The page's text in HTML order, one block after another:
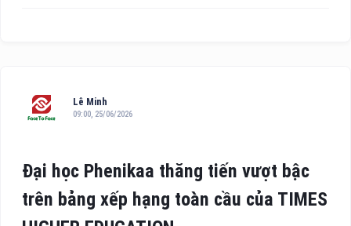
Lê Minh
09:00, 25/06/2026
Đại học Phenikaa thăng tiến vượt bậc
trên bảng xếp hạng toàn cầu của TIMES